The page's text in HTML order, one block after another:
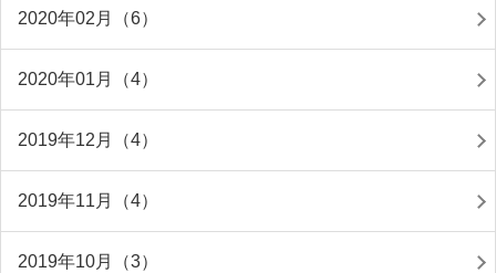
2020年02月（6）
2020年01月（4）
2019年12月（4）
2019年11月（4）
2019年10月（3）